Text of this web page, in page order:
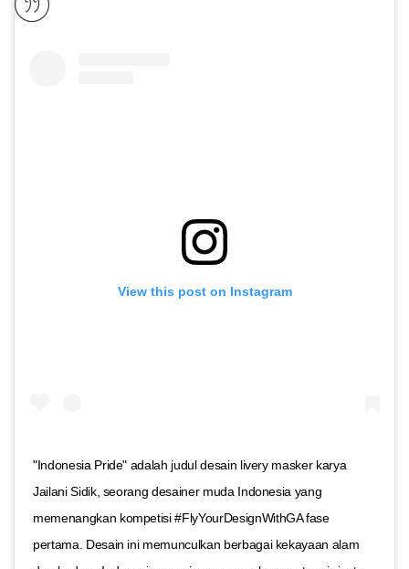
View this post on Instagram
"Indonesia Pride" adalah judul desain livery masker karya
Jailani Sidik, seorang desainer muda Indonesia yang
memenangkan kompetisi #FlyYourDesignWithGA fase
pertama. Desain ini memunculkan berbagai kekayaan alam